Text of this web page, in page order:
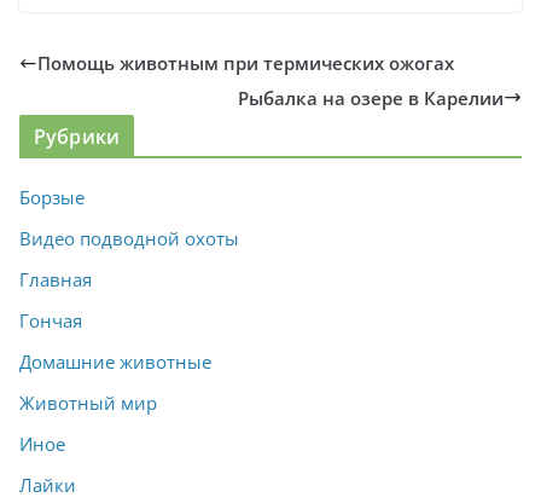
Помощь животным при термических ожогах
Рыбалка на озере в Карелии
Рубрики
Борзые
Видео подводной охоты
Главная
Гончая
Домашние животные
Животный мир
Иное
Лайки